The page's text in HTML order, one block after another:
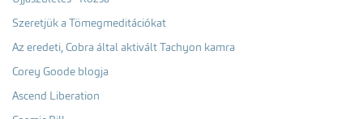
Szeretjük a Tömegmeditációkat
Az eredeti, Cobra által aktivált Tachyon kamra
Corey Goode blogja
Ascend Liberation